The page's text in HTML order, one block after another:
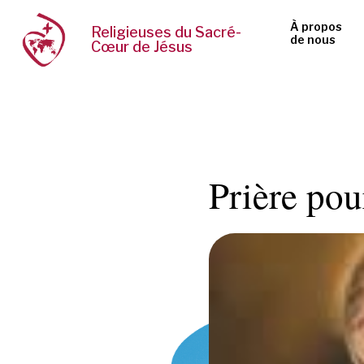
Religieuses du Sacré-
Cœur de Jésus
À propos
de nous
Prière